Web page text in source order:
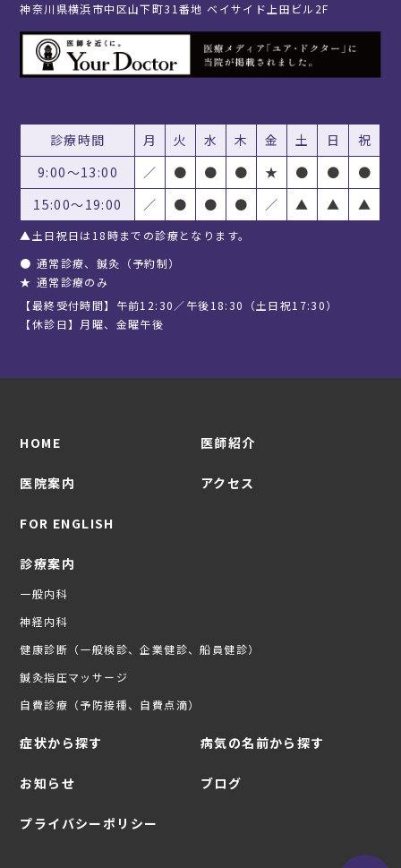
神奈川県横浜市中区山下町31番地 ベイサイド上田ビル2F
診療時間 月 火 水 木 金 土 日
祝
9:00〜13:00
／ ● ● ● ★ ● ●
●
15:00〜19:00
／ ● ● ● ／ ▲ ▲ ▲
▲土日祝日は18時までの診療となります。
● 通常診療、鍼灸（予約制）
★ 通常診療のみ
【最終受付時間】午前12:30／午後18:30（土日祝17:30）
【休診日】月曜、金曜午後
HOME 医師紹介
医院案内 アクセス
FOR ENGLISH
診療案内
一般内科
神経内科
健康診断（一般検診、企業健診、船員健診）
鍼灸指圧マッサージ
自費診療（予防接種、自費点滴）
症状から探す 病気の名前から探す
お知らせ ブログ
プライバシーポリシー